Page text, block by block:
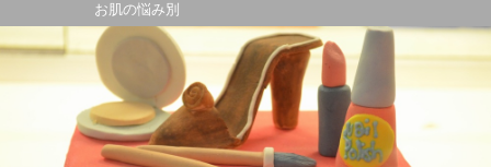
お肌の悩み別